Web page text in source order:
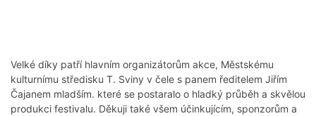
Velké díky patří hlavním organizátorům akce, Městskému
kulturnímu středisku T. Sviny v čele s panem ředitelem Jiřím
Čajanem mladším. které se postaralo o hladký průběh a skvělou
produkci festivalu. Děkuji také všem účinkujícím, sponzorům a